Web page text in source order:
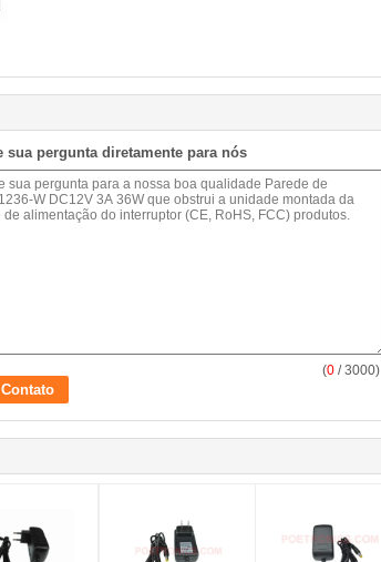
sua pergunta diretamente para nós
(0 / 3000)